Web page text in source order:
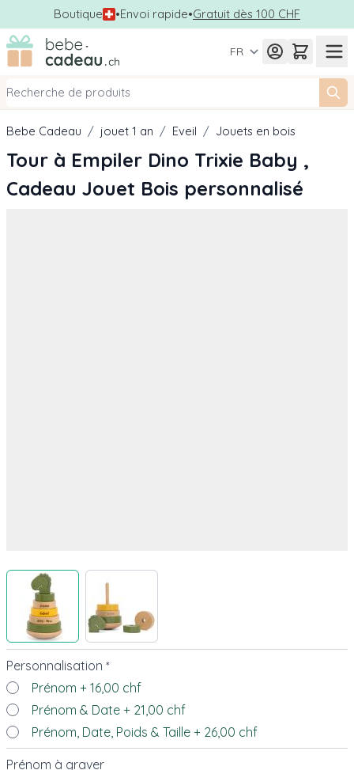
Boutique •Envoi rapide•Gratuit dès 100 CHF
Allez au contenu
FR
Bebe Cadeau / jouet 1 an / Eveil / Jouets en bois
Tour à Empiler Dino Trixie Baby ,
Cadeau Jouet Bois personnalisé
View larger image
Personnalisation *
Prénom + 16,00 chf
Prénom & Date + 21,00 chf
Prénom, Date, Poids & Taille + 26,00 chf
Prénom à graver